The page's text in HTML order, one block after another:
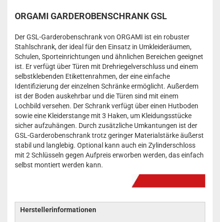
ORGAMI GARDEROBENSCHRANK GSL
Der GSL-Garderobenschrank von ORGAMI ist ein robuster
Stahlschrank, der ideal für den Einsatz in Umkleideräumen,
Schulen, Sporteinrichtungen und ähnlichen Bereichen geeignet
ist. Er verfügt über Türen mit Drehriegelverschluss und einem
selbstklebenden Etikettenrahmen, der eine einfache
Identifizierung der einzelnen Schränke ermöglicht. Außerdem
ist der Boden auskehrbar und die Türen sind mit einem
Lochbild versehen. Der Schrank verfügt über einen Hutboden
sowie eine Kleiderstange mit 3 Haken, um Kleidungsstücke
sicher aufzuhängen. Durch zusätzliche Umkantungen ist der
GSL-Garderobenschrank trotz geringer Materialstärke äußerst
stabil und langlebig. Optional kann auch ein Zylinderschloss
mit 2 Schlüsseln gegen Aufpreis erworben werden, das einfach
selbst montiert werden kann.
Herstellerinformationen